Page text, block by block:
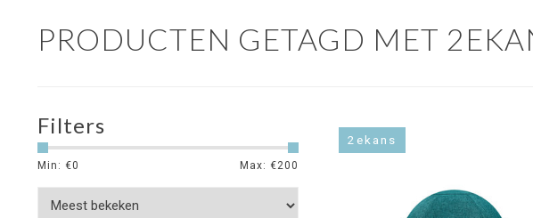
PRODUCTEN GETAGD MET
Filters
Min: €0 Max: €200
2ekans